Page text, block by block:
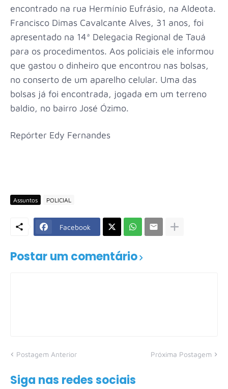
encontrado na rua Hermínio Eufrásio, na Aldeota.
Francisco Dimas Cavalcante Alves, 31 anos, foi
apresentado na 14ª Delegacia Regional de Tauá
para os procedimentos. Aos policiais ele informou
que gastou o dinheiro que encontrou nas bolsas,
no conserto de um aparelho celular. Uma das
bolsas já foi encontrada, jogada em um terreno
baldio, no bairro José Ózimo.
Repórter Edy Fernandes
Assuntos POLICIAL
Facebook
Postar um comentário
Postagem Anterior Próxima Postagem
Siga nas redes sociais